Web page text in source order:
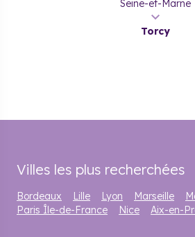
Seine-et-Marne
Torcy
Villes les plus recherchées
Bordeaux Lille Lyon Marseille
Paris Île-de-France
Nice Aix-en-